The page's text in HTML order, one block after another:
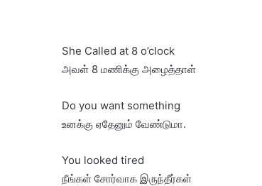
She Called at 8 o’clock
அவள் 8 மணிக்கு அழைத்தாள்
Do you want something
உனக்கு ஏதேனும் வேண்டுமா.
You looked tired
நீங்கள் சோர்வாக இருந்தீர்கள்